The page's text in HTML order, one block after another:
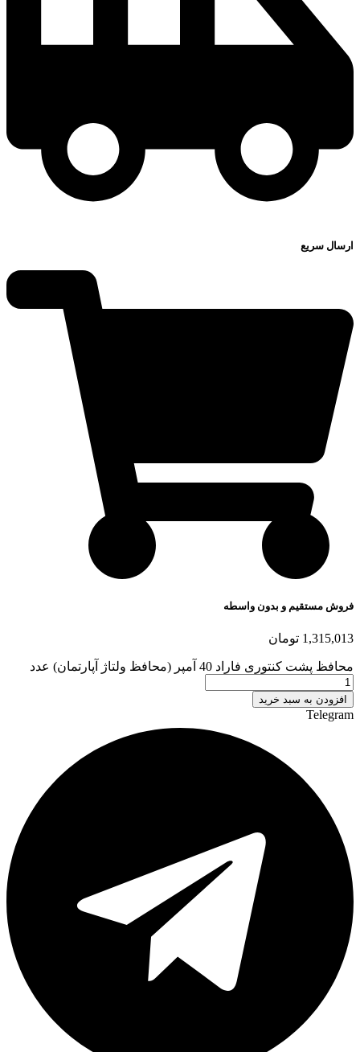
ارسال سریع
فروش مستقیم و بدون واسطه
1,315,013 تومان
محافظ پشت کنتوری فاراد 40 آمپر (محافظ ولتاژ آپارتمان) عدد
افزودن به سبد خرید
Telegram